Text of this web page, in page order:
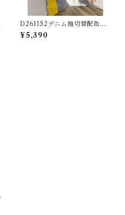
D261152デニム袖切替配色ダ
メージニット / Denim Sleeve
Color-Block Distressed K
¥5,390